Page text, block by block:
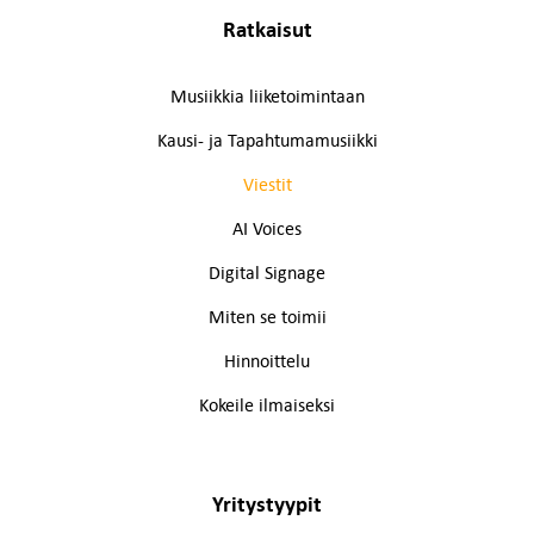
Ratkaisut
Musiikkia liiketoimintaan
Kausi- ja Tapahtumamusiikki
Viestit
AI Voices
Digital Signage
Miten se toimii
Hinnoittelu
Kokeile ilmaiseksi
Yritystyypit